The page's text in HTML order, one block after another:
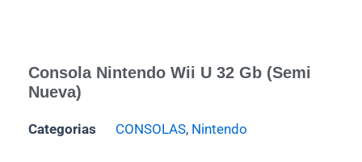
Consola Nintendo Wii U 32 Gb (Semi
Nueva)
Categorias CONSOLAS, Nintendo